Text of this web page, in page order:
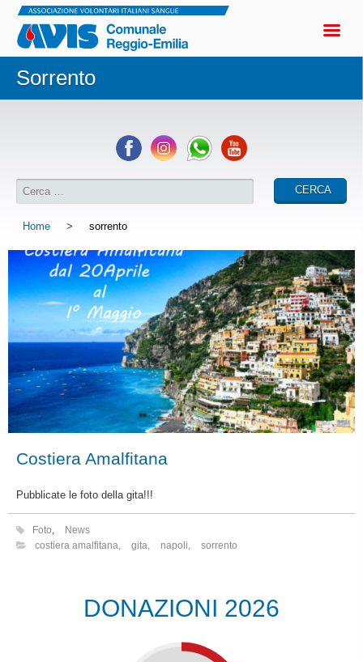
Sorrento
Home > sorrento
Costiera Amalfitana
Pubblicate le foto della gita!!!
Foto
News
costiera amalfitana
gita napoli sorrento
DONAZIONI 2026